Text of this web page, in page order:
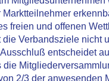
Marktteilnehmer
freien und offenen
die Verbandsziele nicht
entscheidet
die
2/3 der anwesenden